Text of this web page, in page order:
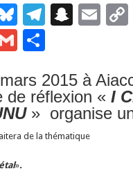
Bl
u
es
ky
T
gr
a
m
S
p
c
h
at
E
l
G
ai
l
ta
g
er
2015 à
de réflexion «I
» organise
de la thématique
».